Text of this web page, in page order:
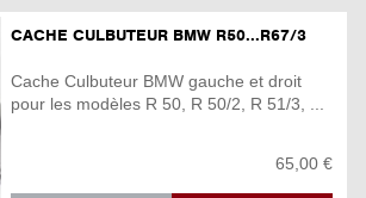
CACHE CULBUTEUR BMW R50...R67/3
Cache Culbuteur BMW gauche et droit
pour les modèles R 50, R 50/2, R 51/3, ...
65,00 €